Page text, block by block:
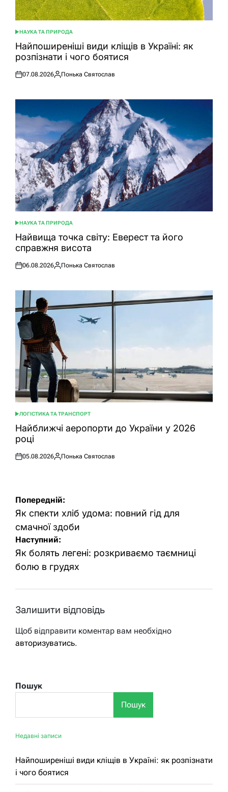
ОПУБЛІКУВАТИ
У
НАУКА ТА ПРИРОДА
Найпоширеніші види кліщів в Україні: як
розпізнати і чого боятися
Оприлюднено
07.08.2026
Опубліковано
Понька Святослав
ОПУБЛІКУВАТИ
У
НАУКА ТА ПРИРОДА
Найвища точка світу: Еверест та його
справжня висота
Оприлюднено
06.08.2026
Опубліковано
Понька Святослав
ОПУБЛІКУВАТИ
У
ЛОГІСТИКА ТА ТРАНСПОРТ
Найближчі аеропорти до України у 2026
році
Оприлюднено
05.08.2026
Опубліковано
Понька Святослав
Навігація
записів
Попередній:
Як спекти хліб удома: повний гід для
смачної здоби
Наступний:
Як болять легені: розкриваємо таємниці
болю в грудях
Залишити відповідь
Щоб відправити коментар вам необхідно
авторизуватись.
Пошук
Пошук
Недавні записи
Найпоширеніші види кліщів в Україні: як розпізнати
і чого боятися